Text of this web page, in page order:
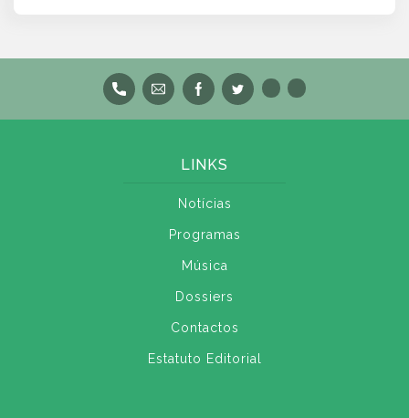
LINKS
Notícias
Programas
Música
Dossiers
Contactos
Estatuto Editorial